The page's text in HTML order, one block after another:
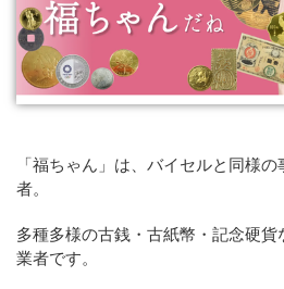
「福ちゃん」は、バイセルと同様
者。
多種多様の古銭・古紙幣・記念硬
業者です。